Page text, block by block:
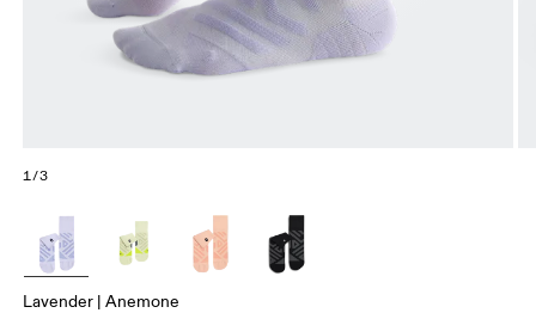
1/3
Lavender | Anemone